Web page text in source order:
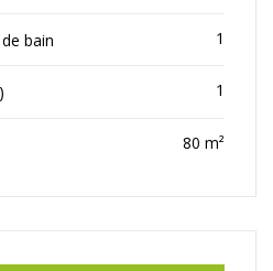
bain 1
1
80 m²